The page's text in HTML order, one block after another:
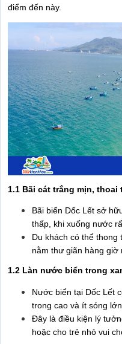
điểm đến này.
1.1 Bãi cát trắng mịn, thoai
Bãi biển Dốc Lết sở
thấp, khi xuống nước
Du khách có thể thong
nằm thư giãn hàng giờ
1.2 Làn nước biển trong
Nước biển tại Dốc Lết
trong cao và ít sóng
Đây là điều kiện lý
hoặc cho trẻ nhỏ vui